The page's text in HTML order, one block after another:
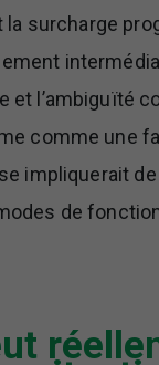
surcharge
et l’ambiguïté
comme une
impliquerait
de